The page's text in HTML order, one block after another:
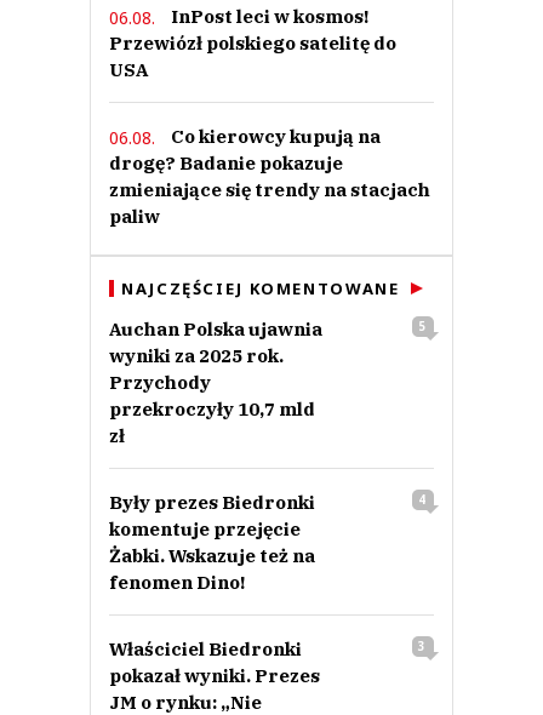
06.08.
InPost leci w kosmos!
Przewiózł polskiego satelitę do
USA
06.08.
Co kierowcy kupują na
drogę? Badanie pokazuje
zmieniające się trendy na stacjach
paliw
NAJCZĘŚCIEJ KOMENTOWANE
Auchan Polska ujawnia
wyniki za 2025 rok.
Przychody
przekroczyły 10,7 mld
zł
5
Były prezes Biedronki
komentuje przejęcie
Żabki. Wskazuje też na
fenomen Dino!
4
Właściciel Biedronki
pokazał wyniki. Prezes
JM o rynku: „Nie
3